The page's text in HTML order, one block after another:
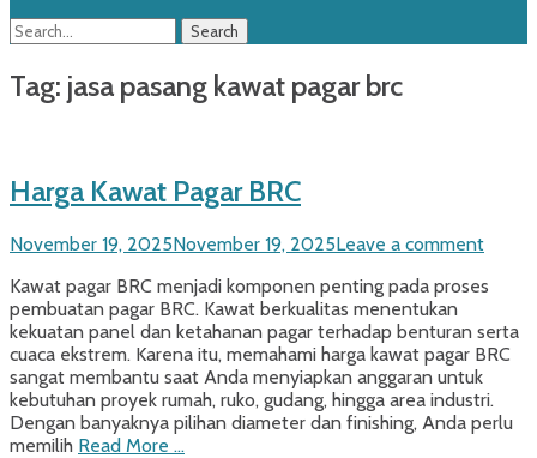
Search
Search
for:
Tag: jasa pasang kawat pagar brc
Harga Kawat Pagar BRC
Posted
November 19, 2025November 19, 2025Leave a comment
Kawat pagar BRC menjadi komponen penting pada proses
pembuatan pagar BRC. Kawat berkualitas menentukan
kekuatan panel dan ketahanan pagar terhadap benturan serta
cuaca ekstrem. Karena itu, memahami harga kawat pagar BRC
sangat membantu saat Anda menyiapkan anggaran untuk
kebutuhan proyek rumah, ruko, gudang, hingga area industri.
Dengan banyaknya pilihan diameter dan finishing, Anda perlu
memilih Read More …